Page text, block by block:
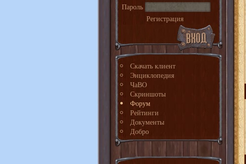
Пароль
Регистрация
Скачать клиент
Энциклопедия
ЧаВО
Скриншоты
Форум
Рейтинги
Документы
Добро